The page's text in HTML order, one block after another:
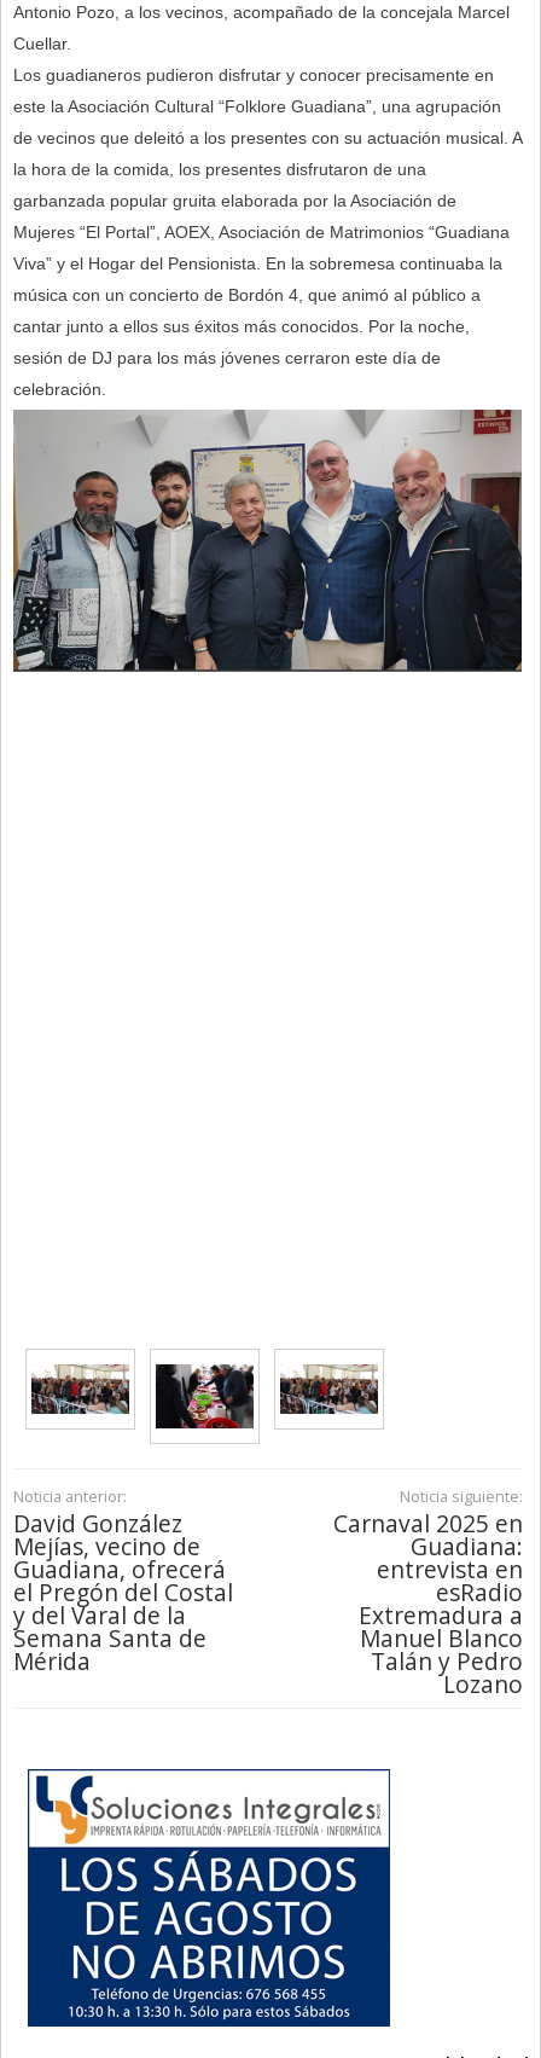
Antonio Pozo, a los vecinos, acompañado de la concejala Marcel
Cuellar.
Los guadianeros pudieron disfrutar y conocer precisamente en
este la Asociación Cultural “Folklore Guadiana”, una agrupación
de vecinos que deleitó a los presentes con su actuación musical. A
la hora de la comida, los presentes disfrutaron de una
garbanzada popular gruita elaborada por la Asociación de
Mujeres “El Portal”, AOEX, Asociación de Matrimonios “Guadiana
Viva” y el Hogar del Pensionista. En la sobremesa continuaba la
música con un concierto de Bordón 4, que animó al público a
cantar junto a ellos sus éxitos más conocidos. Por la noche,
sesión de DJ para los más jóvenes cerraron este día de
celebración.
Noticia anterior:
David González
Mejías, vecino de
Guadiana, ofrecerá
el Pregón del Costal
y del Varal de la
Semana Santa de
Mérida
Noticia siguiente:
Carnaval 2025 en
Guadiana:
entrevista en
esRadio
Extremadura a
Manuel Blanco
Talán y Pedro
Lozano